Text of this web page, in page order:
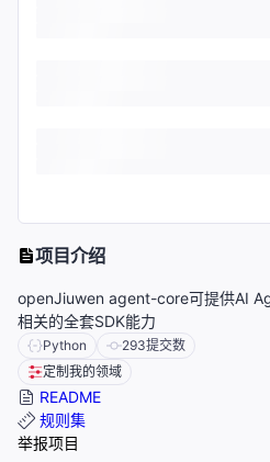
项目介绍
openJiuwen agent-core可提供AI
相关的全套SDK能力
Python 293提交数
定制我的领域
README
规则集
举报项目